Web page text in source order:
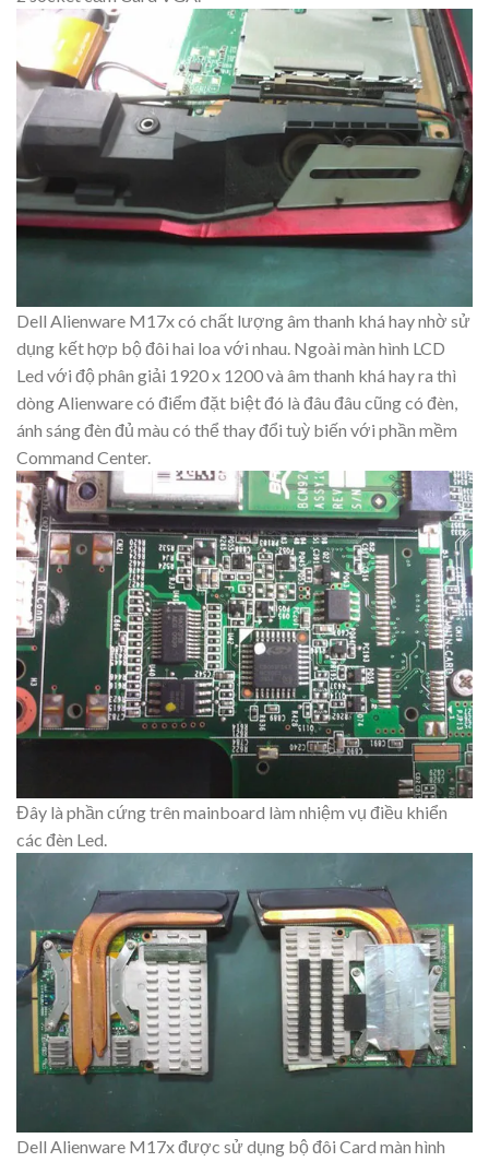
Dell Alienware M17x có chất lượng âm thanh khá hay nhờ sử
dụng kết hợp bộ đôi hai loa với nhau. Ngoài màn hình LCD
Led với độ phân giải 1920 x 1200 và âm thanh khá hay ra thì
dòng Alienware có điểm đặt biệt đó là đâu đâu cũng có đèn,
ánh sáng đèn đủ màu có thể thay đổi tuỳ biến với phần mềm
Command Center.
Đây là phần cứng trên mainboard làm nhiệm vụ điều khiển
các đèn Led.
Dell Alienware M17x được sử dụng bộ đôi Card màn hình